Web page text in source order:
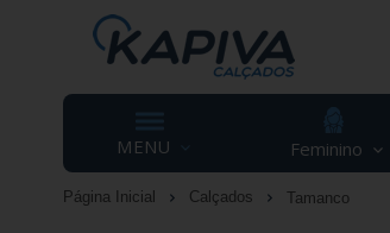
MENU Feminino
Página Inicial Calçados Tamanco